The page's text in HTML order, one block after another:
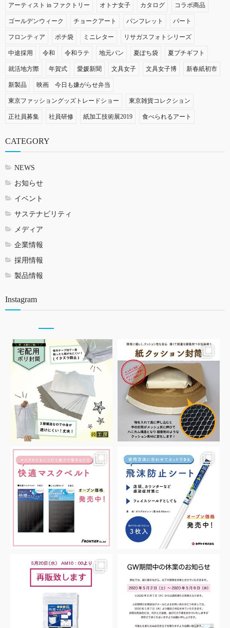
アーティスト in ファクトリー オトナ女子 カタログ コラボ商品
ゴールデンウィーク チョークアート パンフレット パート
フロンティア ポチ袋 ミニレター リサガスフォトシリーズ
中途採用 令和 令和ラテ 地元パン 夏ぽち袋 夏プチギフト
就活地方際 年賀式 愛媛新聞 文具女子 文具女子博 新春紙初市
新製品 映画 今日も嫌がらせ弁当
東京ファッショングッズトレードショー 東京雑貨コレクション
正社員募集 社員研修 紙加工技術展2019 食べられるアート
CATEGORY
NEWS
お知らせ
イベント
サステナビリティ
メディア
企業情報
採用情報
製品情報
Instagram